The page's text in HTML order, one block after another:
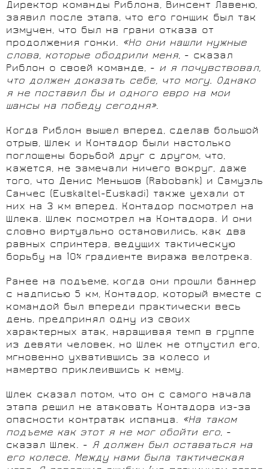
Директор команды Риблона, Винсент Лавеню,
заявил после этапа, что его гонщик был так
измучен, что был на грани отказа от
продолжения гонки. «Но они нашли нужные
слова, которые ободрили меня, - сказал
Риблон о своей команде, - и я почувствовал,
что должен доказать себе, что могу. Однако
я не поставил бы и одного евро на мои
шансы на победу сегодня».
Когда Риблон вышел вперед, сделав большой
отрыв, Шлек и Контадор были настолько
поглощены борьбой друг с другом, что,
кажется, не замечали ничего вокруг, даже
того, что Денис Меньшов (Rabobank) и Самуэль
Санчес (Euskaltel-Euskadi) также уехали от
них на 3 км вперед. Контадор посмотрел на
Шлека. Шлек посмотрел на Контадора. И они
словно виртуально остановились, как два
равных спринтера, ведущих тактическую
борьбу на 10% градиенте виража велотрека.
Ранее на подъеме, когда они прошли баннер
с надписью 5 км, Контадор, который вместе с
командой был впереди практически весь
день, предпринял одну из своих
характерных атак, наращивая темп в группе
из девяти человек, но Шлек не отпустил его,
мгновенно ухватившись за колесо и
намертво приклеившись к нему.
Шлек сказал потом, что он с самого начала
этапа решил не атаковать Контадора из-за
опасности контратак испанца. «На таком
подъеме как этот я не мог обойти его, -
сказал Шлек. - Я должен был оставаться на
его колесе. Между нами была тактическая